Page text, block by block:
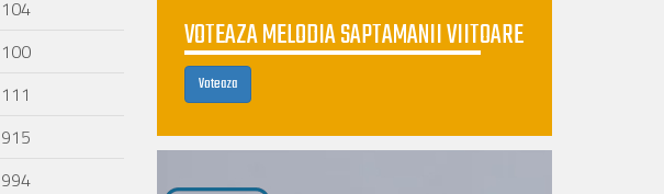
104
100
111
915
994
VOTEAZA MELODIA SAPTAMANII VIITOARE
Voteaza